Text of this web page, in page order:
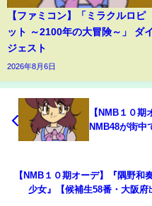
【ファミコン】「ミラクルロピ
ット ～2100年の大冒険～」 ダ
ジェスト
2026年8月6日
【NMB１０期
NMB48が街中
【NMB１０期オーデ】『隅野和
少女』【候補生58番・大阪府